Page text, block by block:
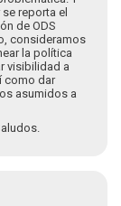
reporta el
de ODS
consideramos
la política
visibilidad a
como dar
asumidos a